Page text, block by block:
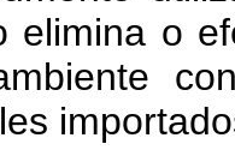
elimina o